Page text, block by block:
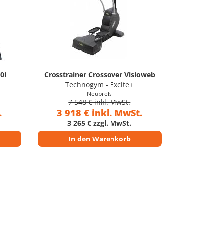
Crosstrainer Crossover Visioweb
Technogym - Excite+
Neupreis
7 548 € inkl. MwSt.
3 918 € inkl. MwSt.
3 265 € zzgl. MwSt.
In den Warenkorb